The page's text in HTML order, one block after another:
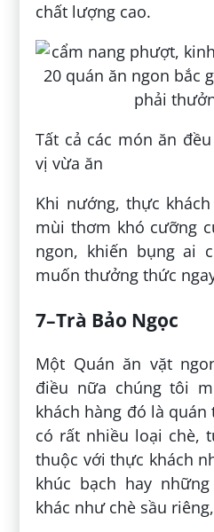
chất lượng cao.
Tất cả các món ăn
vị vừa ăn
Khi nướng, thực
mùi thơm khó cưỡng
ngon, khiến bụng ai
muốn thưởng thức
7–Trà Bảo Ngọc
Một Quán ăn vặt
điều nữa chúng tôi
khách hàng đó là quán
có rất nhiều loại chè,
thuộc với thực khách
khúc bạch hay
khác như chè sầu